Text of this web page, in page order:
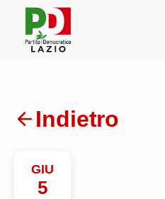
Indietro
GIU
5